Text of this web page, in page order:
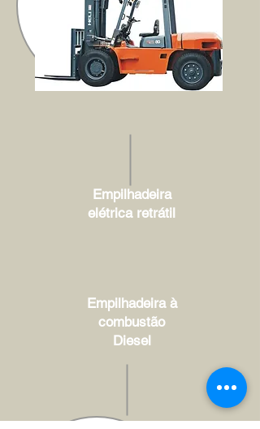
Empilhadeira
elétrica retrátil
Empilhadeira à
combustão
Diesel